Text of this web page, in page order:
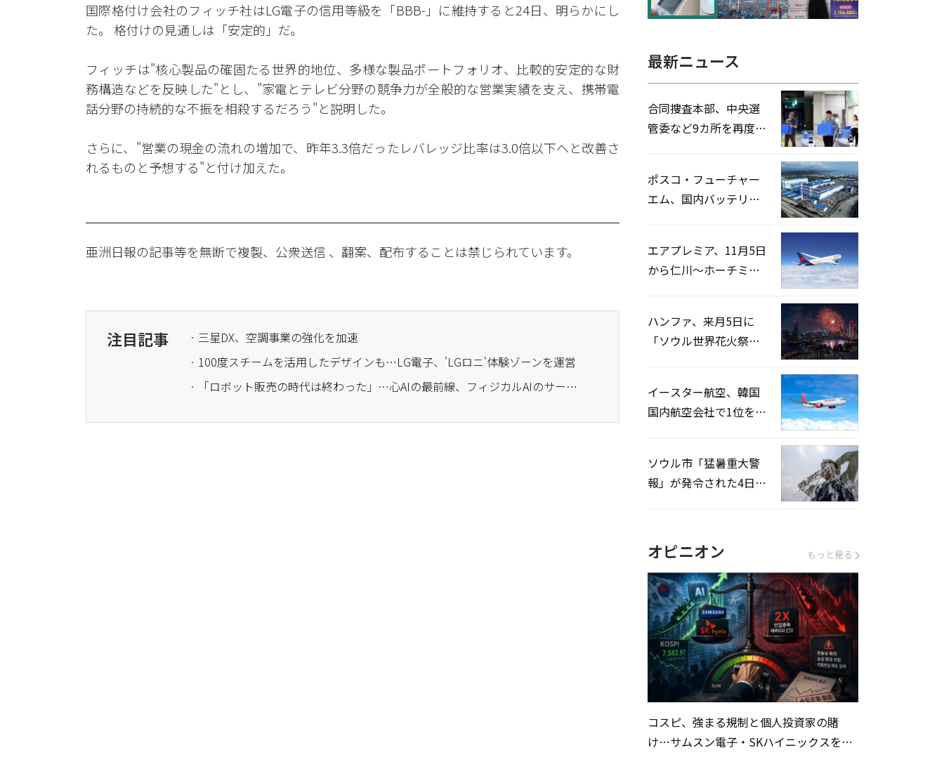
国際格付け会社のフィッチ社はLG電子の信用等級を「BBB-」に維持すると24日、明らかにし
た。 格付けの見通しは「安定的」だ。
フィッチは"核心製品の確固たる世界的地位、多様な製品ポートフォリオ、比較的安定的な財
務構造などを反映した"とし、"家電とテレビ分野の競争力が全般的な営業実績を支え、携帯電
話分野の持続的な不振を相殺するだろう"と説明した。
さらに、"営業の現金の流れの増加で、昨年3.3倍だったレバレッジ比率は3.0倍以下へと改善さ
れるものと予想する"と付け加えた。
亜洲日報の記事等を無断で複製、公衆送信 、翻案、配布することは禁じられています。
注目記事
· 三星DX、空調事業の強化を加速
· 100度スチームを活用したデザインも…LG電子、'LGロニ'体験ゾーンを運営
· 「ロボット販売の時代は終わった」…心AIの最前線、フィジカルAIのサービス戦略
検
最新ニュース
合同捜査本部、中央選
管委など9カ所を再度家
ポスコ・フューチャー
エム、国内バッテリー
エアプレミア、11月5日
から仁川〜ホーチミン
ハンファ、来月5日に
「ソウル世界花火祭り
イースター航空、韓国
国内航空会社で1位を記
ソウル市「猛暑重大警
報」が発令された4日、
オピニオン もっと見る
コスピ、強まる規制と個人投資家の賭
け…サムスン電子・SKハイニックスを巡